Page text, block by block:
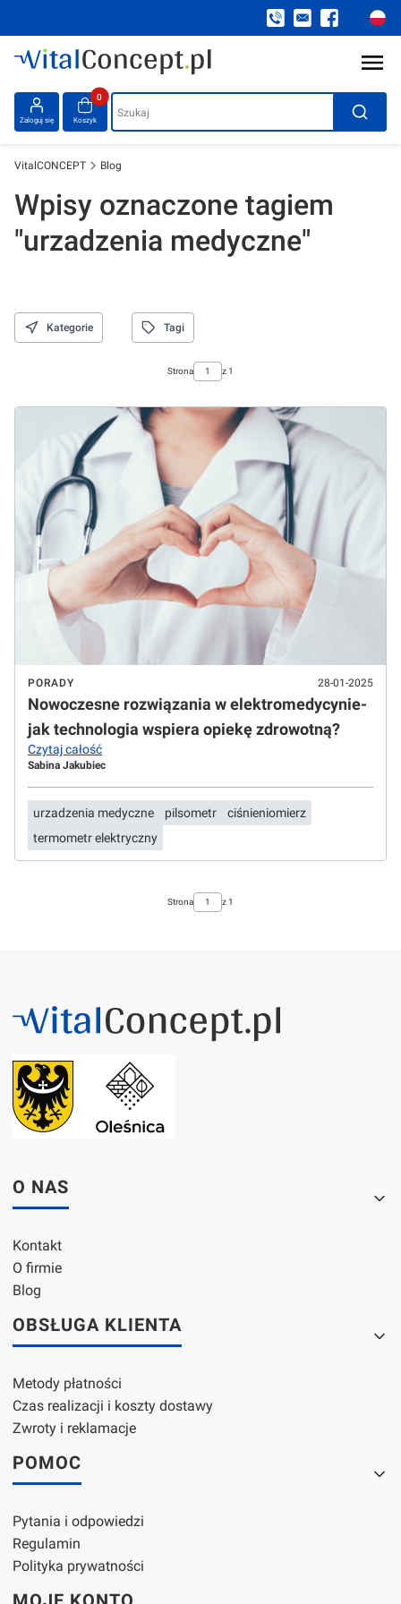
Zaloguj się
Produkty w koszyku: 0. Zobacz szczegóły
Koszyk Szukaj
VitalCONCEPT Blog
Wpisy oznaczone tagiem
"urzadzenia medyczne"
Kategorie Tagi
Strona z 1
PORADY 28-01-2025
Nowoczesne rozwiązania w elektromedycynie-
jak technologia wspiera opiekę zdrowotną?
Czytaj całość
Sabina Jakubiec
urzadzenia medyczne pilsometr
ciśnieniomierz
termometr elektryczny
Strona z 1
Linki w stopce
O NAS
Kontakt
O firmie
Blog
OBSŁUGA KLIENTA
Metody płatności
Czas realizacji i koszty dostawy
Zwroty i reklamacje
POMOC
Pytania i odpowiedzi
Regulamin
Polityka prywatności